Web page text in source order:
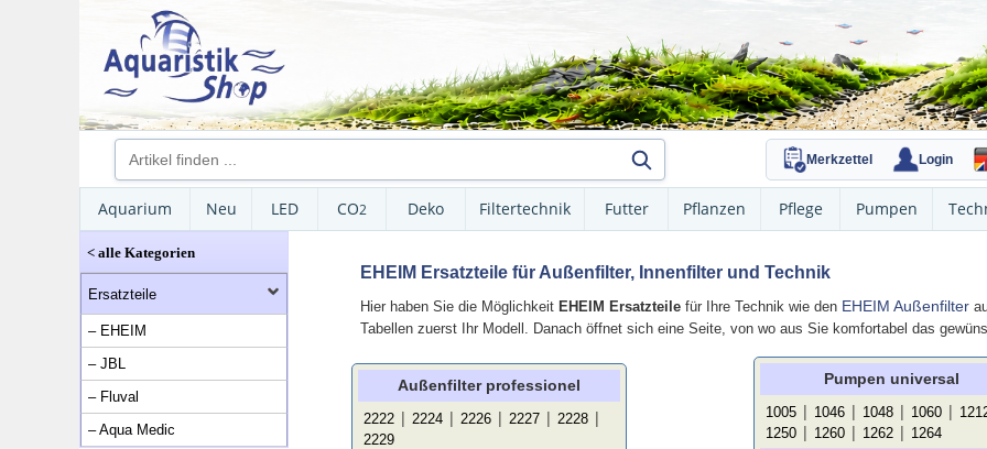
Merkzettel Login
Aquarium Neu LED CO2 Deko Filtertechnik Futter Pflanzen Pflege Pumpen
EHEIM Ersatzteile für Außenfilter, Innenfilter und Technik
Hier haben Sie die Möglichkeit EHEIM Ersatzteile für Ihre Technik wie den EHEIM Außenfilter
Tabellen zuerst Ihr Modell. Danach öffnet sich eine Seite, von wo aus Sie komfortabel das
Außenfilter professionel
2222 | 2224 | 2226 | 2227 | 2228 |
2229
Pumpen universal
1005 | 1046 | 1048 | 1060 |
1250 | 1260 | 1262 | 1264
< alle Kategorien
Ersatzteile
– EHEIM
– JBL
– Fluval
– Aqua Medic